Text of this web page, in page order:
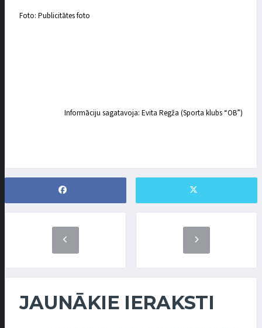
Foto: Publicitātes foto
Informāciju sagatavoja: Evita Regža (Sporta klubs “OB”)
JAUNĀKIE IERAKSTI